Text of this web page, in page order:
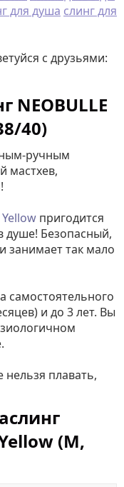
для душа слинг для
с друзьями:
NEOBULLE
40)
ручным
мастхев,
пригодится
душе! Безопасный,
занимает так мало
самостоятельного
и до 3 лет. Вы
нельзя плавать,
(M,